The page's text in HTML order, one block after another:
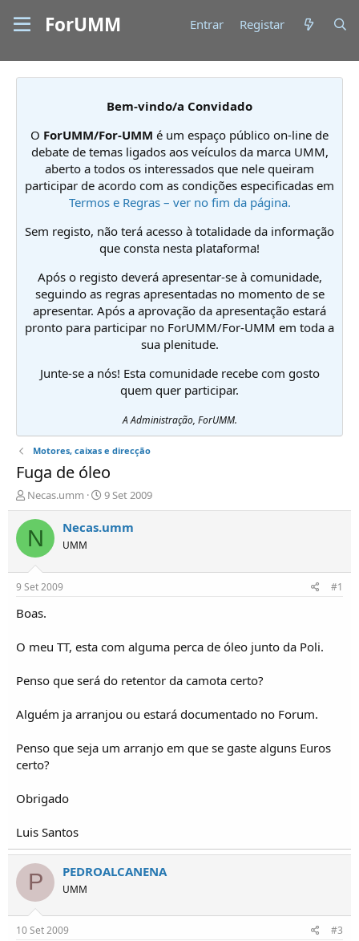
ForUMM Entrar Registar
Bem-vindo/a Convidado
O ForUMM/For-UMM é um espaço público on-line de
debate de temas ligados aos veículos da marca UMM,
aberto a todos os interessados que nele queiram
participar de acordo com as condições especificadas em
Termos e Regras – ver no fim da página.
Sem registo, não terá acesso à totalidade da informação
que consta nesta plataforma!
Após o registo deverá apresentar-se à comunidade,
seguindo as regras apresentadas no momento de se
apresentar. Após a aprovação da apresentação estará
pronto para participar no ForUMM/For-UMM em toda a
sua plenitude.
Junte-se a nós! Esta comunidade recebe com gosto
quem quer participar.
A Administração, ForUMM.
Motores, caixas e direcção
Fuga de óleo
I
n
i
c
i
d
o
r
T
p
c
o
Necas.umm
D
a
t
o
9 Set 2009
N Necas.umm
UMM
9 Set 2009 #1
Boas.
O meu TT, esta com alguma perca de óleo junto da Poli.
Penso que será do retentor da camota certo?
Alguém ja arranjou ou estará documentado no Forum.
Penso que seja um arranjo em que se gaste alguns Euros
certo?
Obrigado
Luis Santos
P PEDROALCANENA
UMM
10 Set 2009 #3